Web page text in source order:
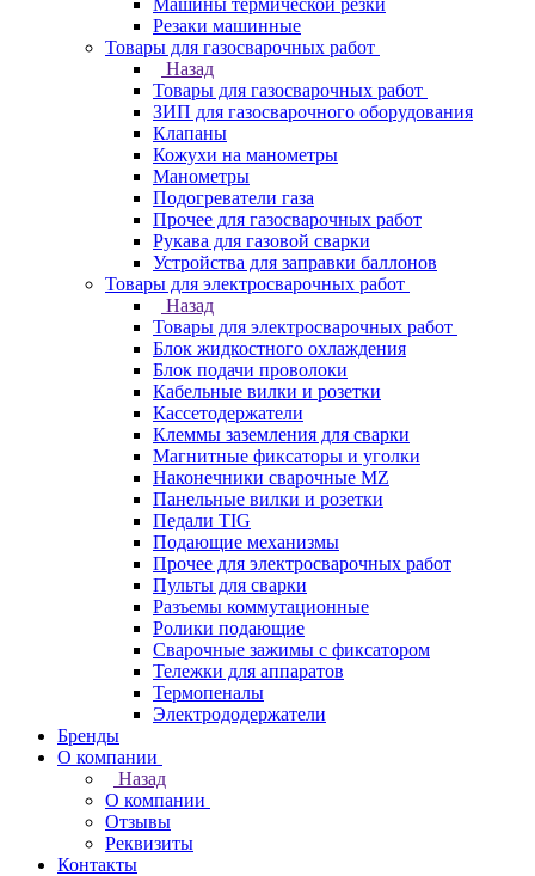
Машины термической резки
Резаки машинные
Товары для газосварочных работ
Назад
Товары для газосварочных работ
ЗИП для газосварочного оборудования
Клапаны
Кожухи на манометры
Манометры
Подогреватели газа
Прочее для газосварочных работ
Рукава для газовой сварки
Устройства для заправки баллонов
Товары для электросварочных работ
Назад
Товары для электросварочных работ
Блок жидкостного охлаждения
Блок подачи проволоки
Кабельные вилки и розетки
Кассетодержатели
Клеммы заземления для сварки
Магнитные фиксаторы и уголки
Наконечники сварочные MZ
Панельные вилки и розетки
Педали TIG
Подающие механизмы
Прочее для электросварочных работ
Пульты для сварки
Разъемы коммутационные
Ролики подающие
Сварочные зажимы с фиксатором
Тележки для аппаратов
Термопеналы
Электрододержатели
Бренды
О компании
Назад
О компании
Отзывы
Реквизиты
Контакты